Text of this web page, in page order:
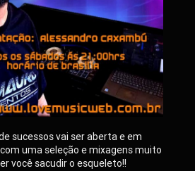
sucessos vai ser aberta e em
uma seleção e mixagens muito
você sacudir o esqueleto!!